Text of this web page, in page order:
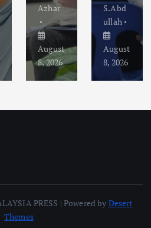
Azhar
August
8, 2026
S.Abd
ullah
August
8, 2026
PRESS | Powered by Desert
Themes